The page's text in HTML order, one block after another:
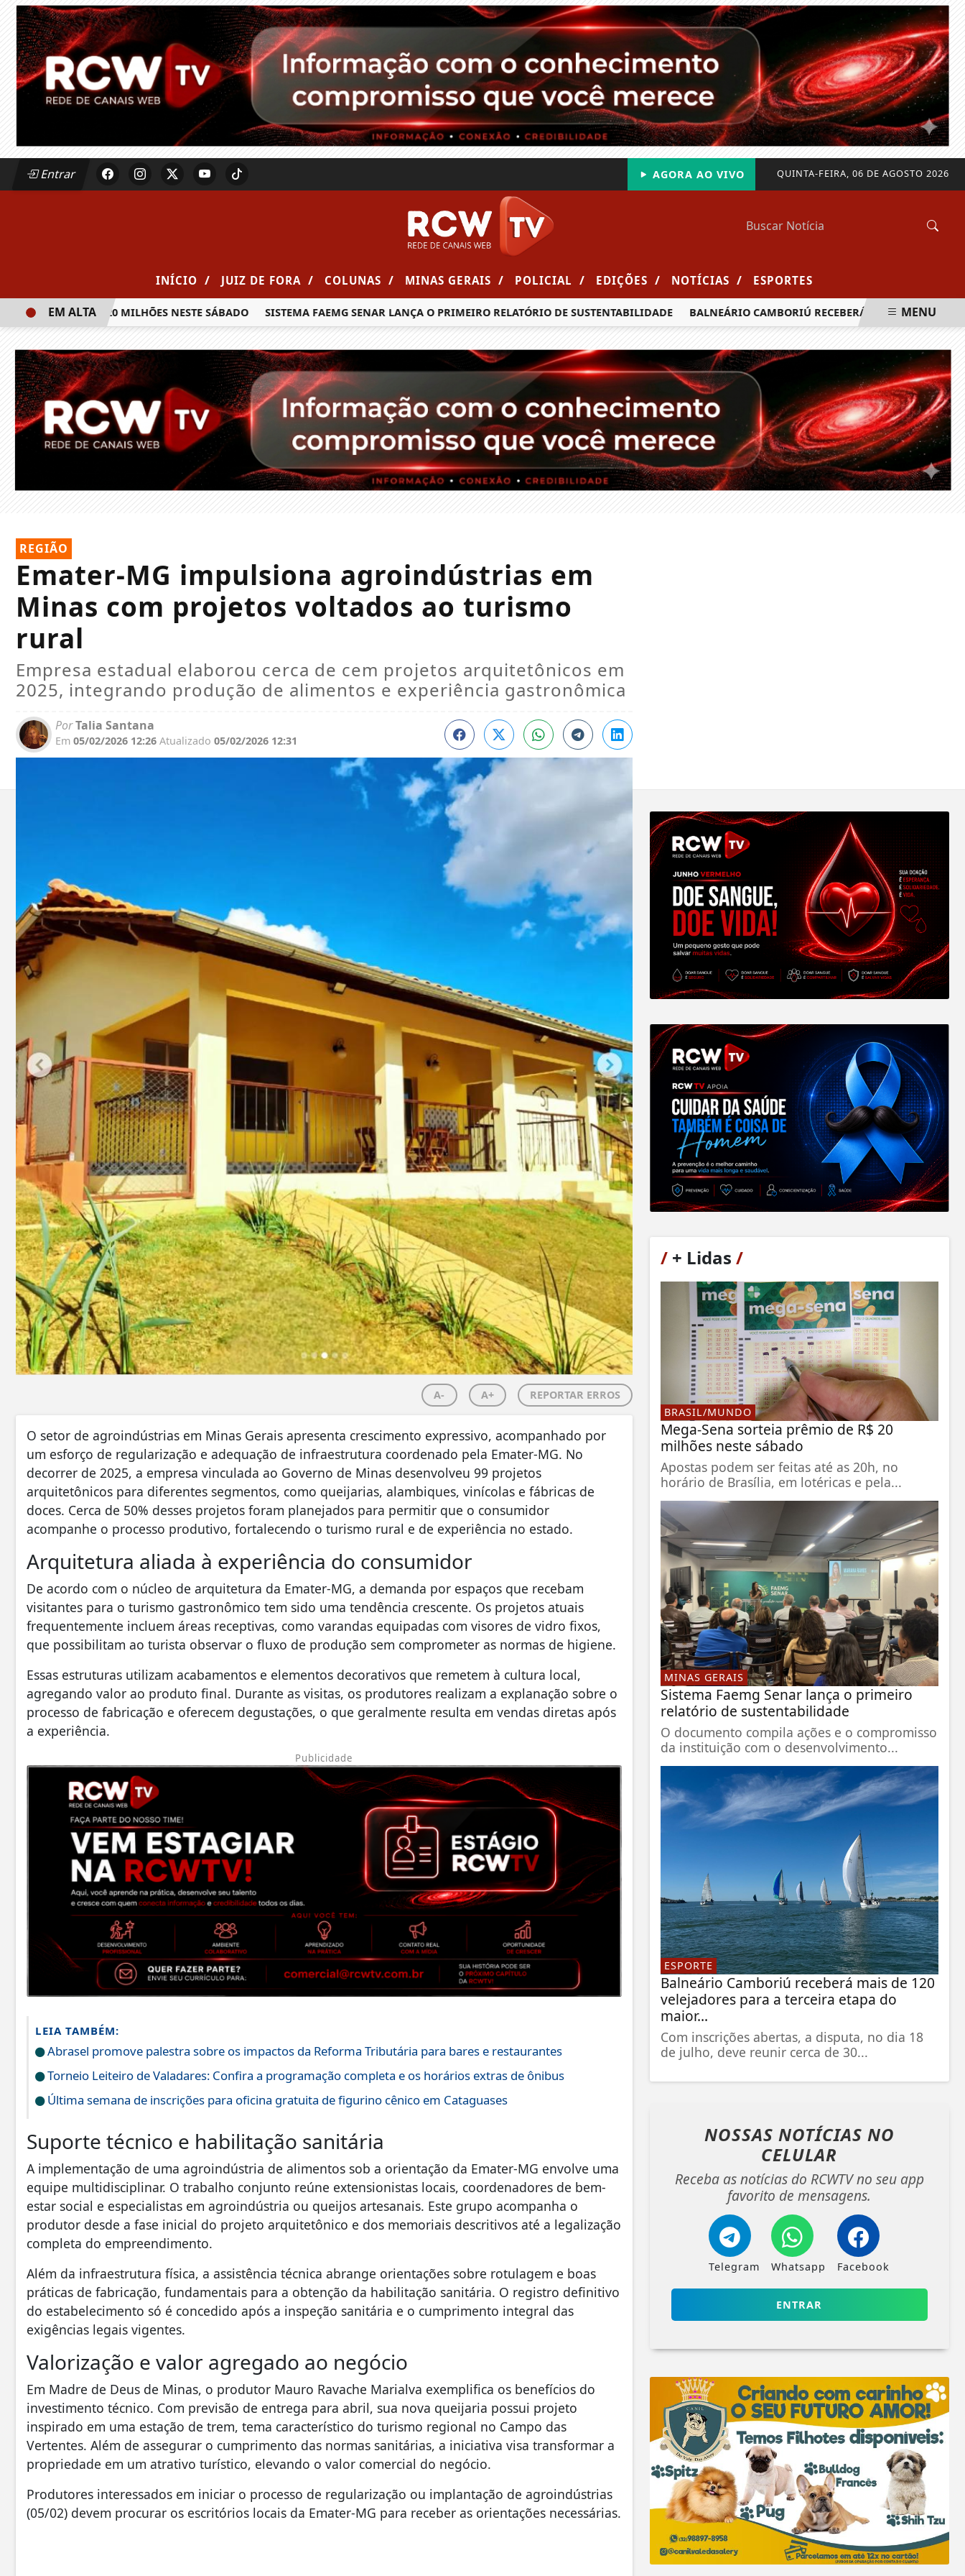
Entrar QUINTA-FEIRA, 06 DE AGOSTO 2026
AGORA AO VIVO
INÍCIO / JUIZ DE FORA / COLUNAS / MINAS GERAIS / POLICIAL / EDIÇÕES / NOTÍCIAS / ESPORTES
PRÊMIO DE R$ 20 MILHÕES NESTE SÁBADO SISTEMA FAEMG SENAR LANÇA O PRIMEIRO RELATÓRIO DE SUSTENTABILIDADE BALNEÁRIO CAMBORIÚ RECEBERÁ MAIS DE 120
EM ALTA MENU
REGIÃO
Emater-MG impulsiona agroindústrias em
Minas com projetos voltados ao turismo
rural
Empresa estadual elaborou cerca de cem projetos arquitetônicos em
2025, integrando produção de alimentos e experiência gastronômica
PorTalia Santana
Em 05/02/2026 12:26 Atualizado 05/02/2026 12:31
A- A+ REPORTAR ERROS
​O setor de agroindústrias em Minas Gerais apresenta crescimento expressivo, acompanhado por
um esforço de regularização e adequação de infraestrutura coordenado pela Emater-MG. No
decorrer de 2025, a empresa vinculada ao Governo de Minas desenvolveu 99 projetos
arquitetônicos para diferentes segmentos, como queijarias, alambiques, vinícolas e fábricas de
doces. Cerca de 50% desses projetos foram planejados para permitir que o consumidor
acompanhe o processo produtivo, fortalecendo o turismo rural e de experiência no estado.
​Arquitetura aliada à experiência do consumidor
​De acordo com o núcleo de arquitetura da Emater-MG, a demanda por espaços que recebam
visitantes para o turismo gastronômico tem sido uma tendência crescente. Os projetos atuais
frequentemente incluem áreas receptivas, como varandas equipadas com visores de vidro fixos,
que possibilitam ao turista observar o fluxo de produção sem comprometer as normas de higiene.
​Essas estruturas utilizam acabamentos e elementos decorativos que remetem à cultura local,
agregando valor ao produto final. Durante as visitas, os produtores realizam a explanação sobre o
processo de fabricação e oferecem degustações, o que geralmente resulta em vendas diretas após
a experiência.
Publicidade
LEIA TAMBÉM:
Abrasel promove palestra sobre os impactos da Reforma Tributária para bares e restaurantes
Torneio Leiteiro de Valadares: Confira a programação completa e os horários extras de ônibus
Última semana de inscrições para oficina gratuita de figurino cênico em Cataguases
​Suporte técnico e habilitação sanitária
​A implementação de uma agroindústria de alimentos sob a orientação da Emater-MG envolve uma
equipe multidisciplinar. O trabalho conjunto reúne extensionistas locais, coordenadores de bem-
estar social e especialistas em agroindústria ou queijos artesanais. Este grupo acompanha o
produtor desde a fase inicial do projeto arquitetônico e dos memoriais descritivos até a legalização
completa do empreendimento.
​Além da infraestrutura física, a assistência técnica abrange orientações sobre rotulagem e boas
práticas de fabricação, fundamentais para a obtenção da habilitação sanitária. O registro definitivo
do estabelecimento só é concedido após a inspeção sanitária e o cumprimento integral das
exigências legais vigentes.
​Valorização e valor agregado ao negócio
​Em Madre de Deus de Minas, o produtor Mauro Ravache Marialva exemplifica os benefícios do
investimento técnico. Com previsão de entrega para abril, sua nova queijaria possui projeto
inspirado em uma estação de trem, tema característico do turismo regional no Campo das
Vertentes. Além de assegurar o cumprimento das normas sanitárias, a iniciativa visa transformar a
propriedade em um atrativo turístico, elevando o valor comercial do negócio.
​Produtores interessados em iniciar o processo de regularização ou implantação de agroindústrias
(05/02) devem procurar os escritórios locais da Emater-MG para receber as orientações necessárias.
/+ Lidas /
BRASIL/MUNDO
Mega-Sena sorteia prêmio de R$ 20
milhões neste sábado
Apostas podem ser feitas até as 20h, no
horário de Brasília, em lotéricas e pela...
MINAS GERAIS
Sistema Faemg Senar lança o primeiro
relatório de sustentabilidade
O documento compila ações e o compromisso
da instituição com o desenvolvimento...
ESPORTE
Balneário Camboriú receberá mais de 120
velejadores para a terceira etapa do
maior...
Com inscrições abertas, a disputa, no dia 18
de julho, deve reunir cerca de 30...
NOSSAS NOTÍCIAS NO
CELULAR
Receba as notícias do RCWTV no seu app
favorito de mensagens.
Telegram Whatsapp Facebook
ENTRAR